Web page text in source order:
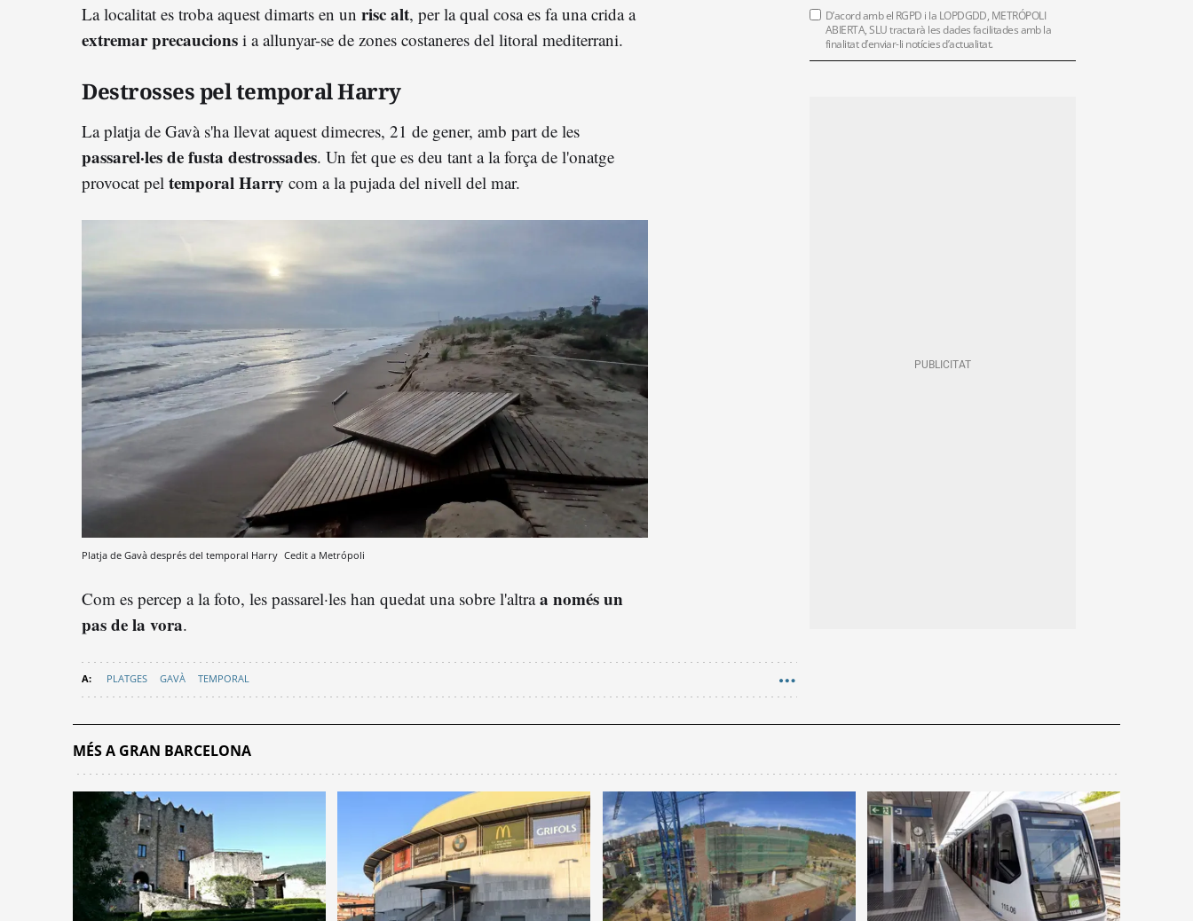
La localitat es troba aquest dimarts en un risc alt, per la qual cosa es fa una crida a
extremar precaucions i a allunyar-se de zones costaneres del litoral mediterrani.
Destrosses pel temporal Harry
La platja de Gavà s'ha llevat aquest dimecres, 21 de gener, amb part de les
passarel·les de fusta destrossades. Un fet que es deu tant a la força de l'onatge
provocat pel temporal Harry com a la pujada del nivell del mar.
Platja de Gavà després del temporal Harry Cedit a Metrópoli
Com es percep a la foto, les passarel·les han quedat una sobre l'altraa només un
pas de la vora.
PLATGES GAVÀ TEMPORAL
D’acord amb el RGPD i la LOPDGDD, METRÓPOLI
ABIERTA, SLU tractarà les dades facilitades amb la
finalitat d’enviar-li notícies d’actualitat.
MÉS A GRAN BARCELONA